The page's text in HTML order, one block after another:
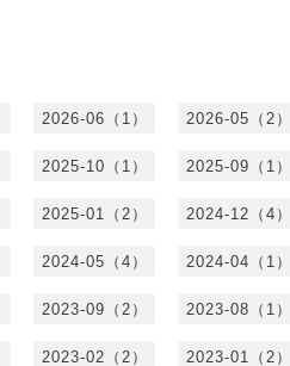
2026-06（1） 2026-05（2）
2025-10（1） 2025-09（1）
2025-01（2） 2024-12（4）
2024-05（4） 2024-04（1）
2023-09（2） 2023-08（1）
2023-02（2） 2023-01（2）